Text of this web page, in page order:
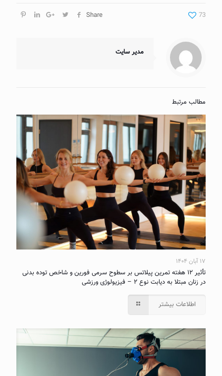
Share 73
مدیر سایت
مطالب مرتبط
۱۷ آبان ۱۴۰۴
تأثیر ۱۲ هفته تمرین پیلاتس بر سطوح سرمی فورین و شاخص توده بدنی
در زنان مبتلا به دیابت نوع ۲ – فیزیولوژی ورزشی
اطلاعات بیشتر